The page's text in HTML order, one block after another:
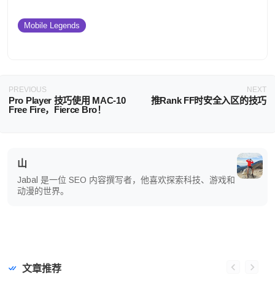
Mobile Legends
PREVIOUS
Pro Player 技巧使用 MAC-10
Free Fire，Fierce Bro！
NEXT
推Rank FF时安全入区的技巧
山
Jabal 是一位 SEO 内容撰写者，他喜欢探索科技、游戏和
动漫的世界。
文章推荐